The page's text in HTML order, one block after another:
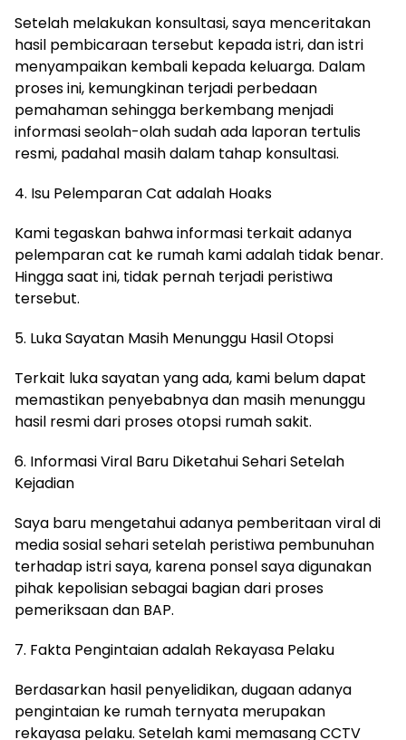
Setelah melakukan konsultasi, saya menceritakan
hasil pembicaraan tersebut kepada istri, dan istri
menyampaikan kembali kepada keluarga. Dalam
proses ini, kemungkinan terjadi perbedaan
pemahaman sehingga berkembang menjadi
informasi seolah-olah sudah ada laporan tertulis
resmi, padahal masih dalam tahap konsultasi.
4. Isu Pelemparan Cat adalah Hoaks
Kami tegaskan bahwa informasi terkait adanya
pelemparan cat ke rumah kami adalah tidak benar.
Hingga saat ini, tidak pernah terjadi peristiwa
tersebut.
5. Luka Sayatan Masih Menunggu Hasil Otopsi
Terkait luka sayatan yang ada, kami belum dapat
memastikan penyebabnya dan masih menunggu
hasil resmi dari proses otopsi rumah sakit.
6. Informasi Viral Baru Diketahui Sehari Setelah
Kejadian
Saya baru mengetahui adanya pemberitaan viral di
media sosial sehari setelah peristiwa pembunuhan
terhadap istri saya, karena ponsel saya digunakan
pihak kepolisian sebagai bagian dari proses
pemeriksaan dan BAP.
7. Fakta Pengintaian adalah Rekayasa Pelaku
Berdasarkan hasil penyelidikan, dugaan adanya
pengintaian ke rumah ternyata merupakan
rekayasa pelaku. Setelah kami memasang CCTV